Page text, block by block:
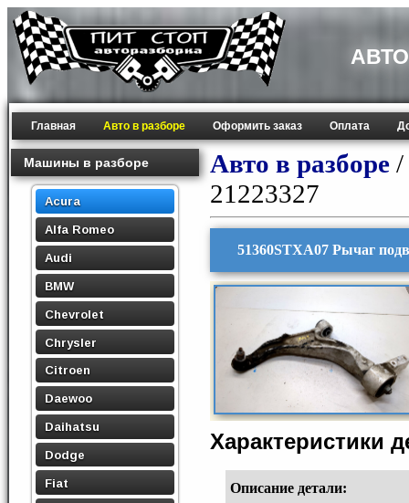
Главная Авто в разборе Оформить заказ Оплата
Машины в разборе
Acura
Alfa Romeo
Audi
BMW
Chevrolet
Chrysler
Citroen
Daewoo
Daihatsu
Dodge
Fiat
Авто в разборе /
21223327
51360STXA07 Рычаг
Характеристики
Описание детали: